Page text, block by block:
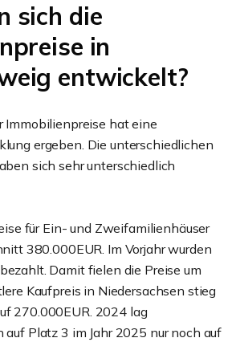
sich die
in
entwickelt?
Immobilienpreise hat eine
ergeben. Die unterschiedlichen
sich sehr unterschiedlich
für Ein- und Zweifamilienhäuser
380.000EUR. Im Vorjahr wurden
Damit fielen die Preise um
Kaufpreis in Niedersachsen stieg
270.000EUR. 2024 lag
auf Platz 3 im Jahr 2025 nur noch auf